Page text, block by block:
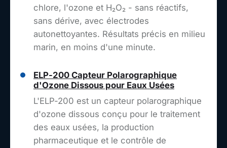
chlore, l'ozone et H₂O₂ - sans réactifs,
sans dérive, avec électrodes
autonettoyantes. Résultats précis en milieu
marin, en moins d'une minute.
ELP-200 Capteur Polarographique
d'Ozone Dissous pour Eaux Usées
L'ELP-200 est un capteur polarographique
d'ozone dissous conçu pour le traitement
des eaux usées, la production
pharmaceutique et le contrôle de